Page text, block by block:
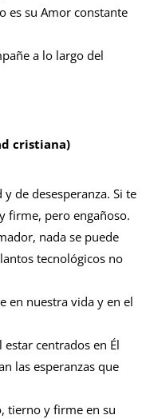
es su Amor constante
a lo largo del
cristiana)
de desesperanza. Si te
firme, pero engañoso.
nada se puede
tecnológicos no
en nuestra vida y en el
centrados en Él
las esperanzas que
tierno y firme en su